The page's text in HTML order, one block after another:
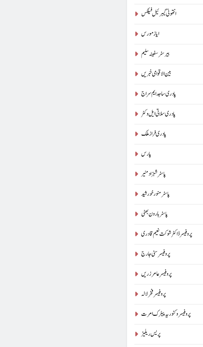
انتھونی گیبرئیل فیلکس
ایاز مورس
بیرسٹرسفینہ سلیم
بین الاقوامی خبریں
پادری ساجد ایم سراج
پادری سلاتی ایل وکٹر
پادری فراز ملک
پارس
پاسٹر شہزاد منیر
پاسٹر منور خورشید
پاسٹر ہارون بھٹی
پروفیسر ڈاکٹر شوکت نعیم قادری
پروفیسر سنی جارج
پروفیسر عامر زریں
پروفیسر فخر لالہ
پروفیسر وکٹوریہ پیٹرک امرت
پریس ریلیز